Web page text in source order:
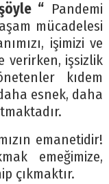
“ Pandemi
mücadelesi
işimizi ve
verirken, işsizlik
kıdem
esnek, daha
emanetidir!
emeğimize,
çıkmaktır.